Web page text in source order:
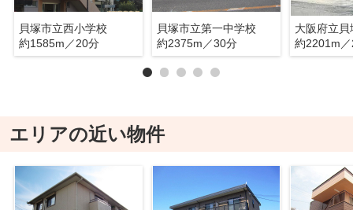
貝塚市立西小学校
約1585m／20分
貝塚市立第一中学校
約2375m／30分
大阪府立貝
約2201m
エリアの近い物件